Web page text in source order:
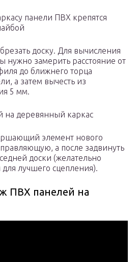
панели ПВХ крепятся
доску. Для вычисления
замерить расстояние от
до ближнего торца
а затем вычесть из
5 мм.
деревянный каркас
элемент нового
а после задвинуть
доски (желательно
лучшего сцепления).
ПВХ панелей на